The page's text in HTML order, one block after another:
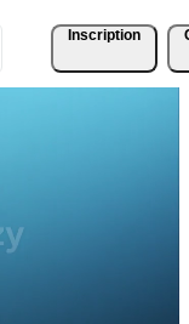
Inscription